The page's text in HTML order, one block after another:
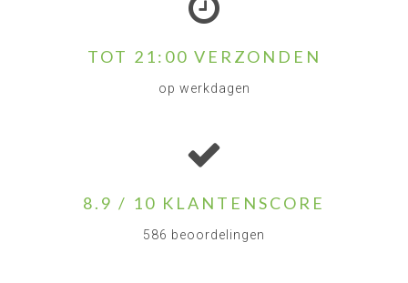
TOT 21:00 VERZONDEN
op werkdagen
8.9 / 10 KLANTENSCORE
586 beoordelingen